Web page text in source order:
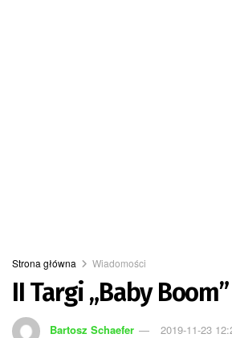
Strona główna Wiadomości
II Targi „Baby Boom”
Bartosz Schaefer 2019-11-23